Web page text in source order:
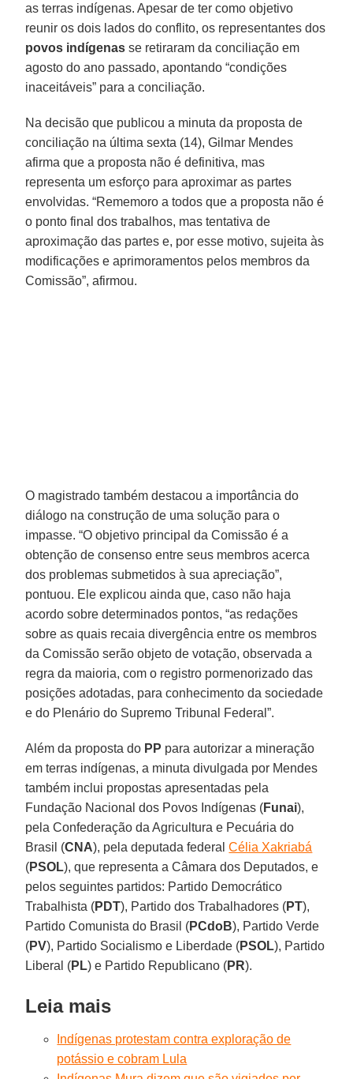
as terras indígenas. Apesar de ter como objetivo
reunir os dois lados do conflito, os representantes dos
povos indígenas se retiraram da conciliação em
agosto do ano passado, apontando “condições
inaceitáveis” para a conciliação.
Na decisão que publicou a minuta da proposta de
conciliação na última sexta (14), Gilmar Mendes
afirma que a proposta não é definitiva, mas
representa um esforço para aproximar as partes
envolvidas. “Rememoro a todos que a proposta não é
o ponto final dos trabalhos, mas tentativa de
aproximação das partes e, por esse motivo, sujeita às
modificações e aprimoramentos pelos membros da
Comissão”, afirmou.
O magistrado também destacou a importância do
diálogo na construção de uma solução para o
impasse. “O objetivo principal da Comissão é a
obtenção de consenso entre seus membros acerca
dos problemas submetidos à sua apreciação”,
pontuou. Ele explicou ainda que, caso não haja
acordo sobre determinados pontos, “as redações
sobre as quais recaia divergência entre os membros
da Comissão serão objeto de votação, observada a
regra da maioria, com o registro pormenorizado das
posições adotadas, para conhecimento da sociedade
e do Plenário do Supremo Tribunal Federal”.
Além da proposta do PP para autorizar a mineração
em terras indígenas, a minuta divulgada por Mendes
também inclui propostas apresentadas pela
Fundação Nacional dos Povos Indígenas (Funai),
pela Confederação da Agricultura e Pecuária do
Brasil (CNA), pela deputada federalCélia Xakriabá
(PSOL), que representa a Câmara dos Deputados, e
pelos seguintes partidos: Partido Democrático
Trabalhista (PDT), Partido dos Trabalhadores (PT),
Partido Comunista do Brasil (PCdoB), Partido Verde
(PV), Partido Socialismo e Liberdade (PSOL), Partido
Liberal (PL) e Partido Republicano (PR).
Leia mais
Indígenas protestam contra exploração de
potássio e cobram Lula